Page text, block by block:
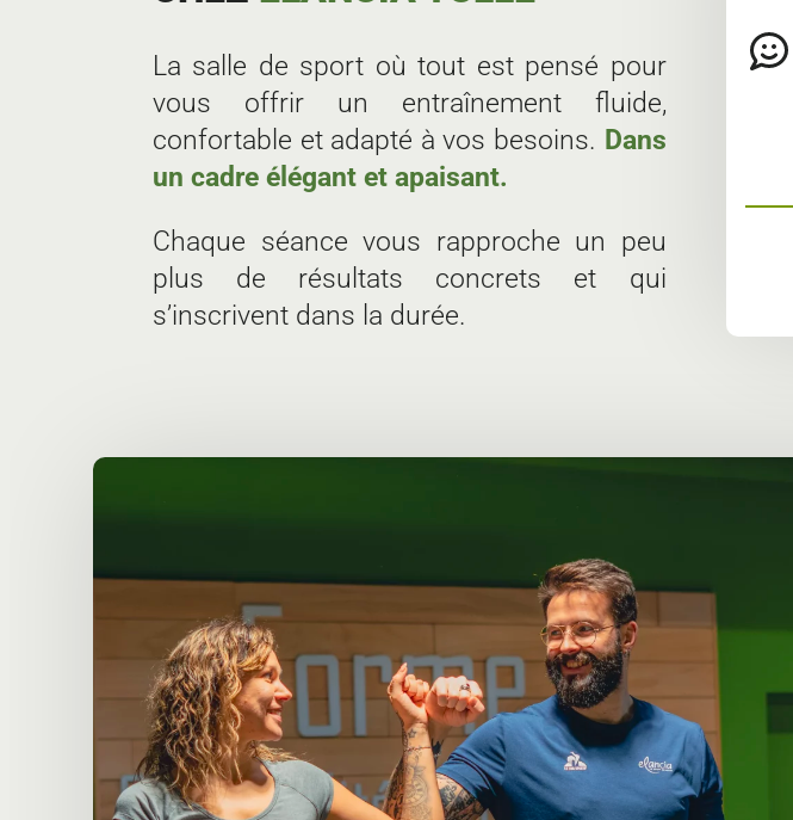
La salle de sport où tout est pensé pour
vous offrir un entraînement fluide,
confortable et adapté à vos besoins. Dans
un cadre élégant et apaisant.
Chaque séance vous rapproche un peu
plus de résultats concrets et qui
s’inscrivent dans la durée.